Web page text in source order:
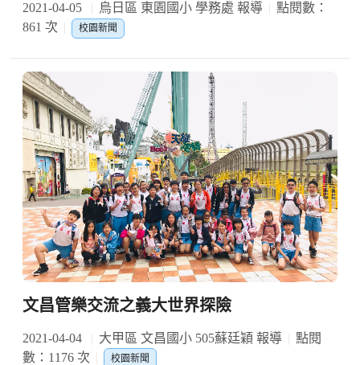
2021-04-05 烏日區 東園國小 學務處 報導
點閱數：
861 次
校園新聞
文昌管樂交流之義大世界探險
2021-04-04 大甲區 文昌國小 505蘇廷穎 報導
點閱
數：1176 次
校園新聞